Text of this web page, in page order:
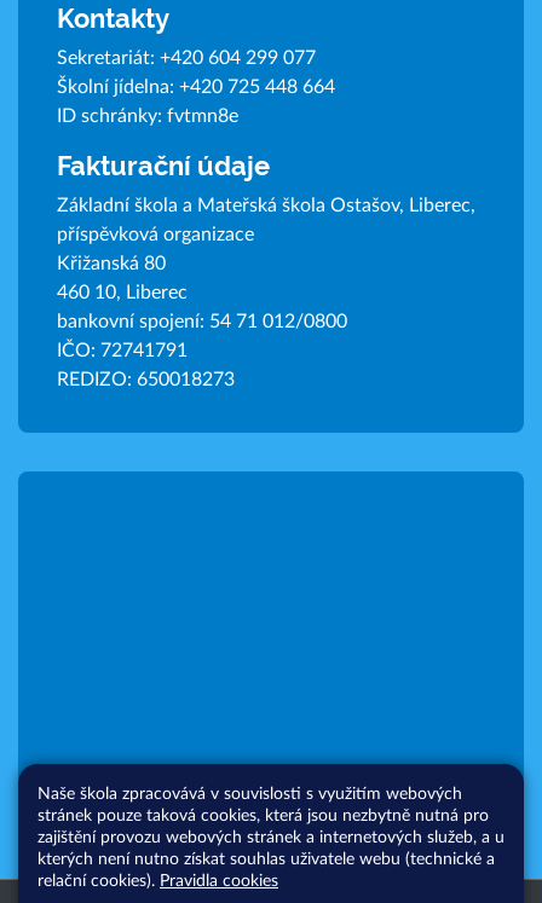
Kontakty
Sekretariát: +420 604 299 077
Školní jídelna: +420 725 448 664
ID schránky: fvtmn8e
Fakturační údaje
Základní škola a Mateřská škola Ostašov, Liberec,
příspěvková organizace
Křižanská 80
460 10, Liberec
bankovní spojení: 54 71 012/0800
IČO: 72741791
REDIZO: 650018273
Naše škola zpracovává v souvislosti s využitím webových
stránek pouze taková cookies, která jsou nezbytně nutná pro
zajištění provozu webových stránek a internetových služeb, a u
kterých není nutno získat souhlas uživatele webu (technické a
relační cookies). Pravidla cookies